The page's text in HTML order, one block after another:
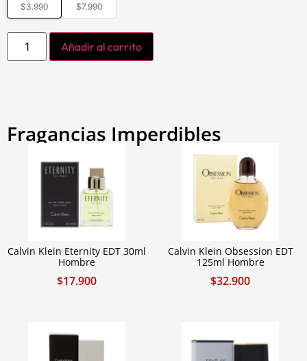
$3.990 $7.990
Añadir al carrito
Fragancias Imperdibles
Calvin Klein Eternity EDT 30ml
Hombre
$17.900
Calvin Klein Obsession EDT
125ml Hombre
$32.900